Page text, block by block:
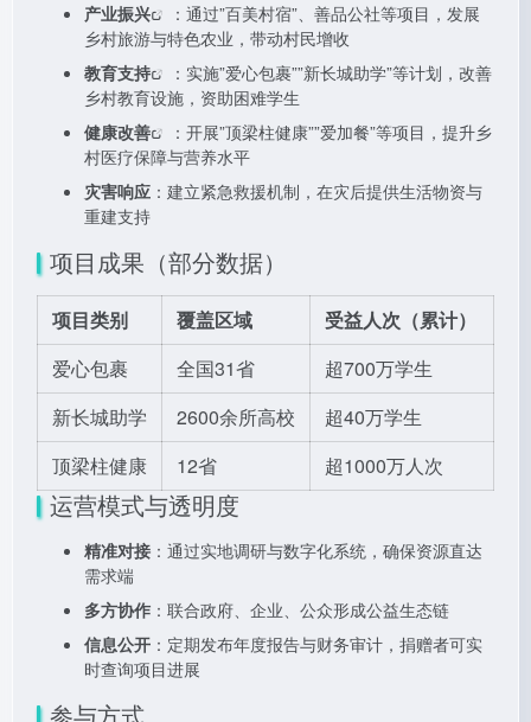
产业振兴
：通过”百美村宿”、善品公社等项目，发展
乡村旅游与特色农业，带动村民增收
教育支持
：实施”爱心包裹””新长城助学”等计划，改善
乡村教育设施，资助困难学生
健康改善
：开展”顶梁柱健康””爱加餐”等项目，提升乡
村医疗保障与营养水平
灾害响应 ：建立紧急救援机制，在灾后提供生活物资与
重建支持
项目成果（部分数据）
项目类别 覆盖区域
受益人次（累计）
爱心包裹
全国31省
超700万学生
新长城助学
2600余所高校
超40万学生
顶梁柱健康
12省 超1000万人次
运营模式与透明度
精准对接 ：通过实地调研与数字化系统，确保资源直达
需求端
多方协作 ：联合政府、企业、公众形成公益生态链
信息公开 ：定期发布年度报告与财务审计，捐赠者可实
时查询项目进展
参与方式